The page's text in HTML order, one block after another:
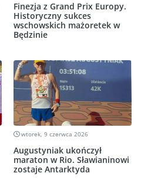
Finezja z Grand Prix Europy.
Historyczny sukces
wschowskich mażoretek w
Będzinie
wtorek, 9 czerwca 2026
Augustyniak ukończył
maraton w Rio. Sławianinowi
zostaje Antarktyda